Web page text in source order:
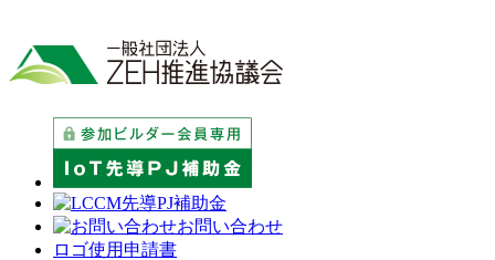
お問い合わせ
ロゴ使用申請書